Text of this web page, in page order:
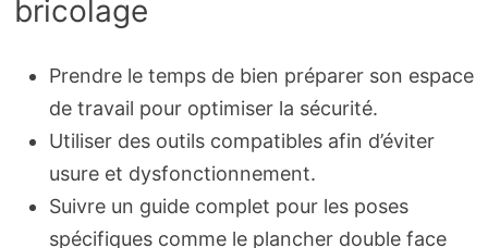
bricolage
Prendre le temps de bien préparer son espace
de travail pour optimiser la sécurité.
Utiliser des outils compatibles afin d’éviter
usure et dysfonctionnement.
Suivre un guide complet pour les poses
spécifiques comme le plancher double face